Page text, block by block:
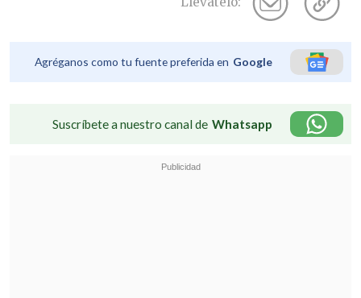
Agréganos como tu fuente preferida en Google
Suscríbete a nuestro canal de Whatsapp